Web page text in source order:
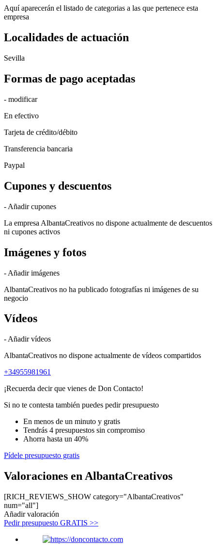
Aquí aparecerán el listado de categorias a las que pertenece esta
empresa
Localidades de actuación
Sevilla
Formas de pago aceptadas
- modificar
En efectivo
Tarjeta de crédito/débito
Transferencia bancaria
Paypal
Cupones y descuentos
- Añadir cupones
La empresa AlbantaCreativos no dispone actualmente de descuentos
ni cupones activos
Imágenes y fotos
- Añadir imágenes
AlbantaCreativos no ha publicado fotografías ni imágenes de su
negocio
Vídeos
- Añadir vídeos
AlbantaCreativos no dispone actualmente de vídeos compartidos
+34955981961
¡Recuerda decir que vienes de Don Contacto!
Si no te contesta también puedes pedir presupuesto
En menos de un minuto y gratis
Tendrás 4 presupuestos sin compromiso
Ahorra hasta un 40%
Pídele presupuesto gratis
Valoraciones en AlbantaCreativos
[RICH_REVIEWS_SHOW category="AlbantaCreativos"
num="all"]
Añadir valoración
Pedir presupuesto GRATIS >>